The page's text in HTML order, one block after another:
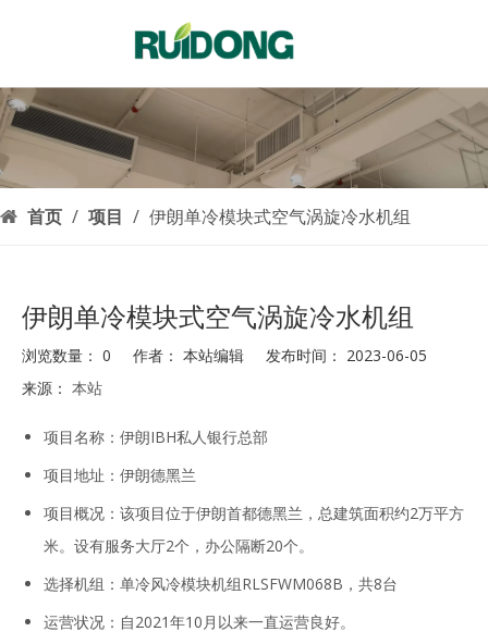
العربية
Français
Pусский
Español
Italiano
首页 / 项目 / 伊朗单冷模块式空气涡旋冷水机组
伊朗单冷模块式空气涡旋冷水机组
浏览数量： 0 作者： 本站编辑 发布时间： 2023-06-05
来源： 本站
项目名称：伊朗IBH私人银行总部
项目地址：伊朗德黑兰
项目概况：该项目位于伊朗首都德黑兰，总建筑面积约2万平方
米。设有服务大厅2个，办公隔断20个。
选择机组：单冷风冷模块机组RLSFWM068B，共8台
运营状况：自2021年10月以来一直运营良好。